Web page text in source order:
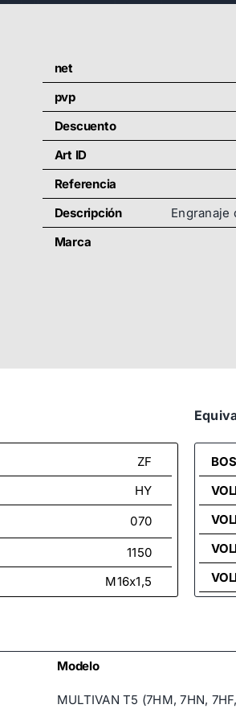
net
pvp
Descuento
Art ID
Referencia
Descripción
Engranaje
Marca
ZF
HY
070
1150
M16x1,5
Modelo
MULTIVAN T5 (7HM, 7HN,